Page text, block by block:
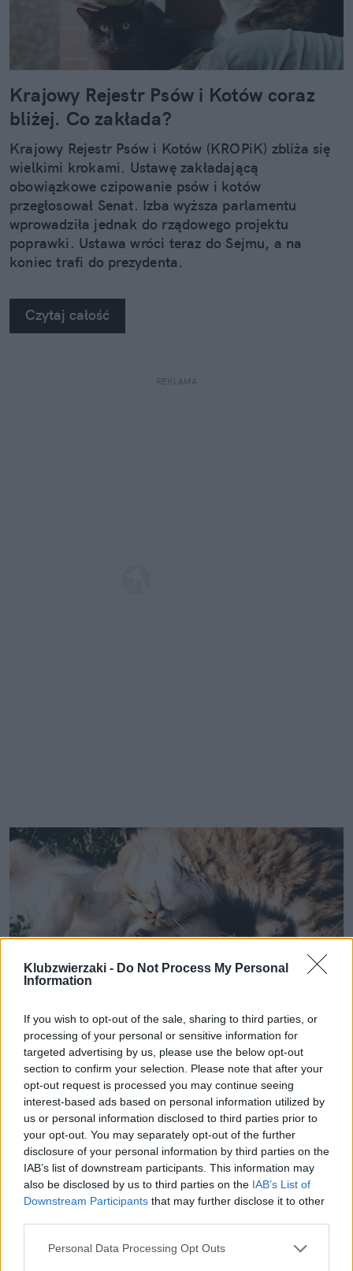
Klubzwierzaki - Do Not Process My Personal
Information
If you wish to opt-out of the sale, sharing to third parties, or
processing of your personal or sensitive information for
targeted advertising by us, please use the below opt-out
section to confirm your selection. Please note that after your
opt-out request is processed you may continue seeing
interest-based ads based on personal information utilized by
us or personal information disclosed to third parties prior to
your opt-out. You may separately opt-out of the further
disclosure of your personal information by third parties on the
IAB’s list of downstream participants. This information may
also be disclosed by us to third parties on the IAB’s List of
Downstream Participants that may further disclose it to other
Personal Data Processing Opt Outs
Krajowy Rejestr Psów i Kotów coraz
bliżej. Co zakłada?
Krajowy Rejestr Psów i Kotów (KROPiK) zbliża się
wielkimi krokami. Ustawę zakładającą
obowiązkowe czipowanie psów i kotów
przegłosował Senat. Izba wyższa parlamentu
wprowadziła jednak do rządowego projektu
poprawki. Ustawa wróci teraz do Sejmu, a na
koniec trafi do prezydenta.
Czytaj całość
REKLAMA
"Konstytucja" dla zwierząt. Unia
przyjęła historyczne przepisy o
ochronie psów i kotów
Bruksela wzmacnia ochronę zwierząt. Parlament
Europejski przyjął pierwsze unijne przepisy
chroniące psy i koty przed okrutnym traktowaniem
i niecnymi praktykami hodowlanymi. Wspólne
standardy mają obowiązywać na całym obszarze
Unii Europejskiej. Co przewidują nowe regulacje?
Czytaj całość